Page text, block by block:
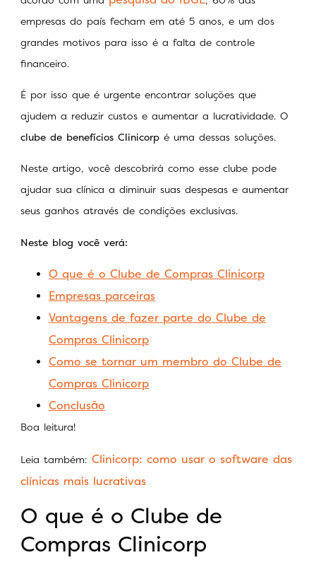
empresas do país fecham em até 5 anos, e um dos
grandes motivos para isso é a falta de controle
financeiro.
É por isso que é urgente encontrar soluções que
ajudem a reduzir custos e aumentar a lucratividade. O
clube de benefícios Clinicorp é uma dessas soluções.
Neste artigo, você descobrirá como esse clube pode
ajudar sua clínica a diminuir suas despesas e aumentar
seus ganhos através de condições exclusivas.
Neste blog você verá:
O que é o Clube de Compras Clinicorp
Empresas parceiras
Vantagens de fazer parte do Clube de
Compras Clinicorp
Como se tornar um membro do Clube de
Compras Clinicorp
Conclusão
Boa leitura!
Leia também: Clinicorp: como usar o software das
clínicas mais lucrativas
O que é o Clube de
Compras Clinicorp